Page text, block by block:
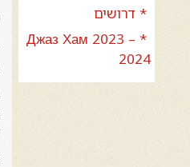
* דרושים
* Джаз Хам 2023 –
2024